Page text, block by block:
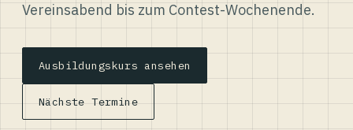
Vereinsabend bis zum Contest-Wochenende.
Ausbildungskurs ansehen
Nächste Termine